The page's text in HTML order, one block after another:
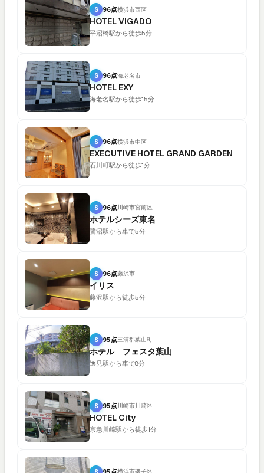
S 96点横浜市西区
HOTEL VIGADO
平沼橋駅から徒歩5分
S 96点海老名市
HOTEL EXY
海老名駅から徒歩15分
S 96点横浜市中区
EXECUTIVE HOTEL GRAND GARDEN
石川町駅から徒歩1分
S 96点川崎市宮前区
ホテルシーズ東名
鷺沼駅から車で5分
S 96点藤沢市
イリス
藤沢駅から徒歩5分
S 95点三浦郡葉山町
ホテル フェスタ葉山
逸見駅から車で8分
S 95点川崎市川崎区
HOTEL City
京急川崎駅から徒歩1分